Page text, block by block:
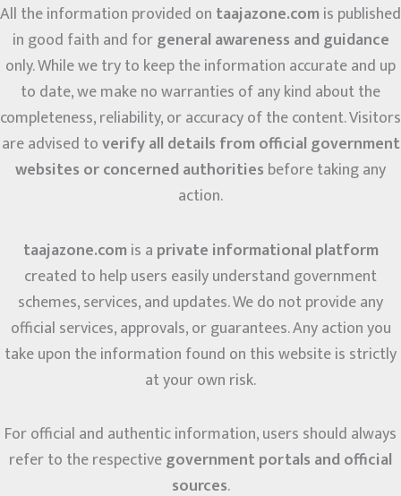
All the information provided on taajazone.com is published
in good faith and forgeneral awareness and guidance
only. While we try to keep the information accurate and up
to date, we make no warranties of any kind about the
completeness, reliability, or accuracy of the content. Visitors
are advised toverify all details from official government
websites or concerned authorities before taking any
action.
taajazone.com is a private informational platform
created to help users easily understand government
schemes, services, and updates. We do not provide any
official services, approvals, or guarantees. Any action you
take upon the information found on this website is strictly
at your own risk.
For official and authentic information, users should always
refer to the respectivegovernment portals and official
sources.